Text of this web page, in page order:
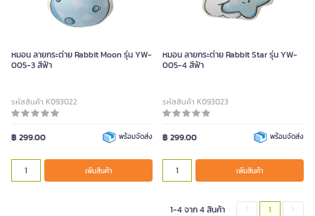
หมอน ลายกระต่าย Rabbit Moon รุ่น YW-
005-3 สีฟ้า
รหัสสินค้า K093022
฿ 299.00 พร้อมจัดส่ง
เพิ่มสินค้า
หมอน ลายกระต่าย Rabbit Star รุ่น YW-
005-4 สีฟ้า
รหัสสินค้า K093023
฿ 299.00 พร้อมจัดส่ง
เพิ่มสินค้า
1-4 จาก 4 สินค้า 1